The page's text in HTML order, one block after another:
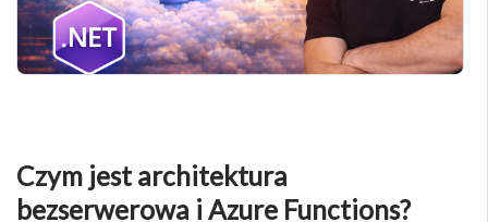
Czym jest architektura
bezserwerowa i Azure Functions?